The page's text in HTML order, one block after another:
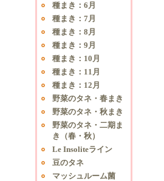
種まき：6月
種まき：7月
種まき：8月
種まき：9月
種まき：10月
種まき：11月
種まき：12月
野菜のタネ・春まき
野菜のタネ・秋まき
野菜のタネ・二期ま
き（春・秋）
Le Insoliteライン
豆のタネ
マッシュルーム菌